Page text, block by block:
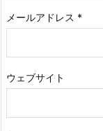
メールアドレス *
ウェブサイト